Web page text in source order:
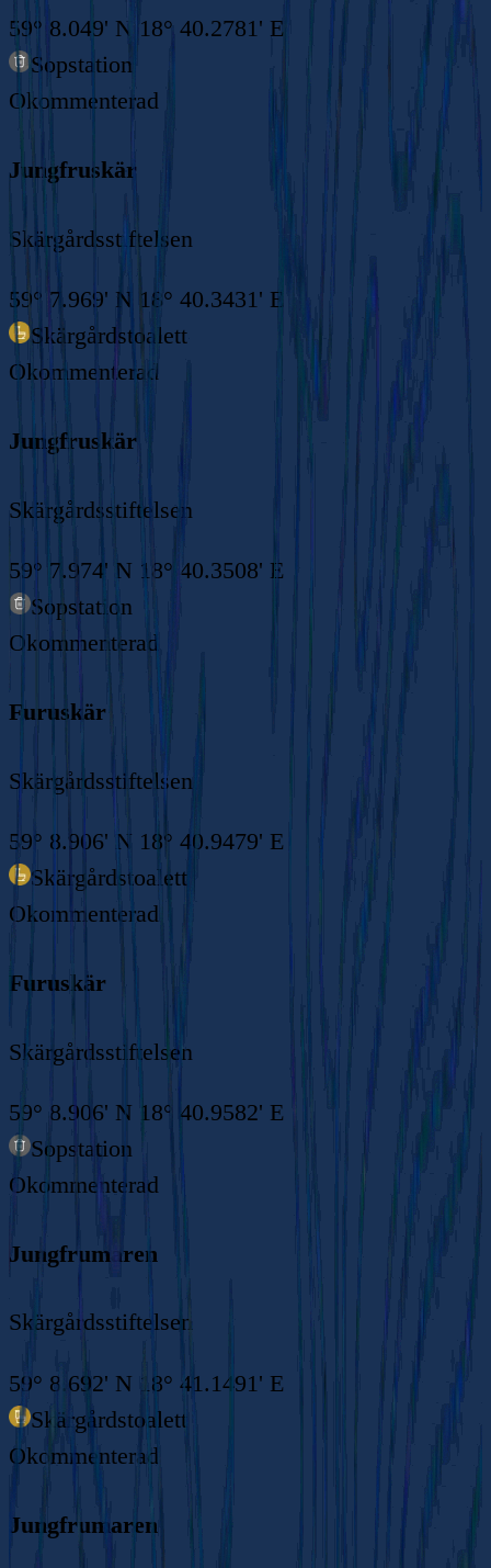
59° 8.049' N 18° 40.2781' E
Sopstation
Okommenterad
Jungfruskär
Skärgårdsstiftelsen
59° 7.969' N 18° 40.3431' E
Skärgårdstoalett
Okommenterad
Jungfruskär
Skärgårdsstiftelsen
59° 7.974' N 18° 40.3508' E
Sopstation
Okommenterad
Furuskär
Skärgårdsstiftelsen
59° 8.906' N 18° 40.9479' E
Skärgårdstoalett
Okommenterad
Furuskär
Skärgårdsstiftelsen
59° 8.906' N 18° 40.9582' E
Sopstation
Okommenterad
Jungfrumaren
Skärgårdsstiftelsen
59° 8.692' N 18° 41.1491' E
Skärgårdstoalett
Okommenterad
Jungfrumaren